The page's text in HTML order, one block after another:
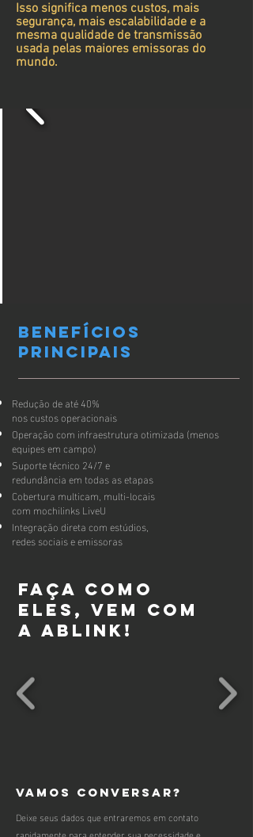
Isso significa menos custos, mais
segurança, mais escalabilidade e a
mesma qualidade de transmissão
usada pelas maiores emissoras do
mundo.
Benefícios
principais
Redução de até 40%
nos custos operacionais
Operação com infraestrutura otimizada (menos
equipes em campo)
Suporte técnico 24/7 e
redundância em todas as etapas
Cobertura multicam, multi-locais
com mochilinks LiveU
Integração direta com estúdios,
redes sociais e emissoras
Faça como
eles, vem com
a Ablink!
Vamos conversar?
Deixe seus dados que entraremos em contato